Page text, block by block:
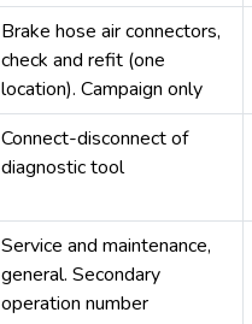
Brake hose air connectors,
check and refit (one
location). Campaign only
Connect-disconnect of
diagnostic tool
Service and maintenance,
general. Secondary
operation number